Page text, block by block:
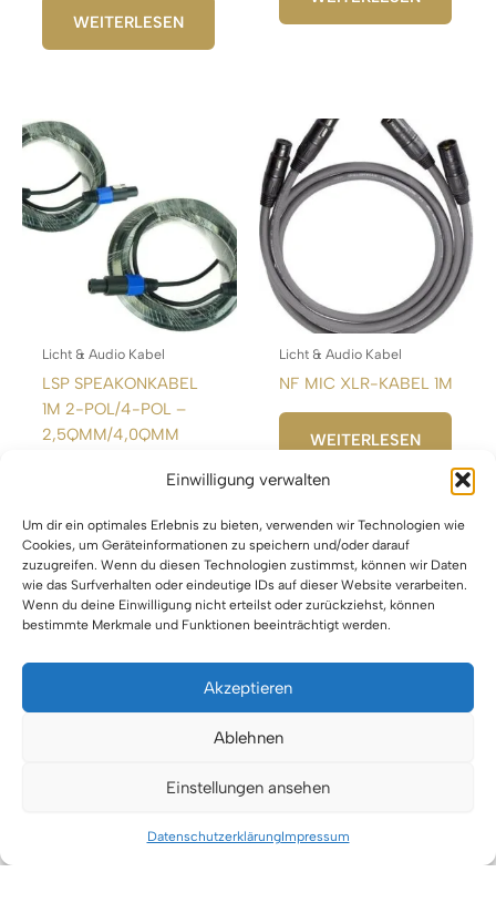
Einwilligung verwalten
Um dir ein optimales Erlebnis zu bieten, verwenden wir Technologien wie
Cookies, um Geräteinformationen zu speichern und/oder darauf
zuzugreifen. Wenn du diesen Technologien zustimmst, können wir Daten
wie das Surfverhalten oder eindeutige IDs auf dieser Website verarbeiten.
Wenn du deine Einwilligung nicht erteilst oder zurückziehst, können
bestimmte Merkmale und Funktionen beeinträchtigt werden.
Akzeptieren
Ablehnen
Einstellungen ansehen
DatenschutzerklärungImpressum
WEITERLESEN
Licht & Audio Kabel
LSP SPEAKONKABEL
1M 2-POL/4-POL –
2,5QMM/4,0QMM
WEITERLESEN
Licht & Audio Kabel
NF MIC XLR-KABEL 1M
WEITERLESEN
Impressum
Datenschutz